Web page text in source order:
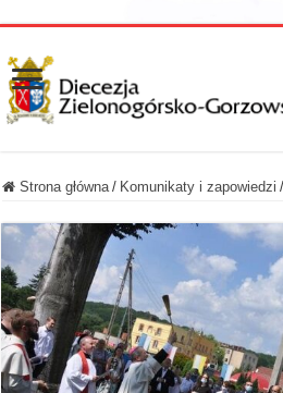
Strona główna / Komunikaty i zapowiedzi /